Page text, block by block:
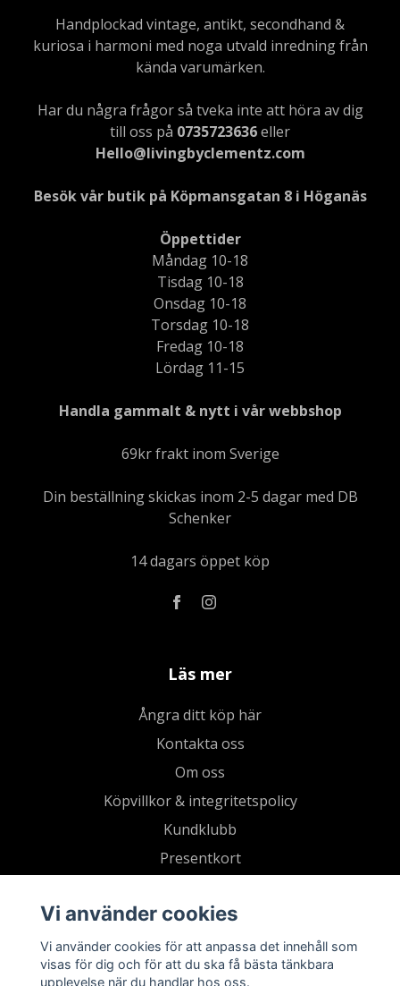
Handplockad vintage, antikt, secondhand &
kuriosa i harmoni med noga utvald inredning från
kända varumärken.
Har du några frågor så tveka inte att höra av dig
till oss på 0735723636eller
Hello@livingbyclementz.com
Besök vår butik på Köpmansgatan 8 i Höganäs
Öppettider
Måndag 10-18
Tisdag 10-18
Onsdag 10-18
Torsdag 10-18
Fredag 10-18
Lördag 11-15
Handla gammalt & nytt i vår webbshop
69kr frakt inom Sverige
Din beställning skickas inom 2-5 dagar med DB
Schenker
14 dagars öppet köp
Läs mer
Ångra ditt köp här
Kontakta oss
Om oss
Köpvillkor & integritetspolicy
Kundklubb
Presentkort
Vi använder cookies
Vi använder cookies för att anpassa det innehåll som
visas för dig och för att du ska få bästa tänkbara
upplevelse när du handlar hos oss.